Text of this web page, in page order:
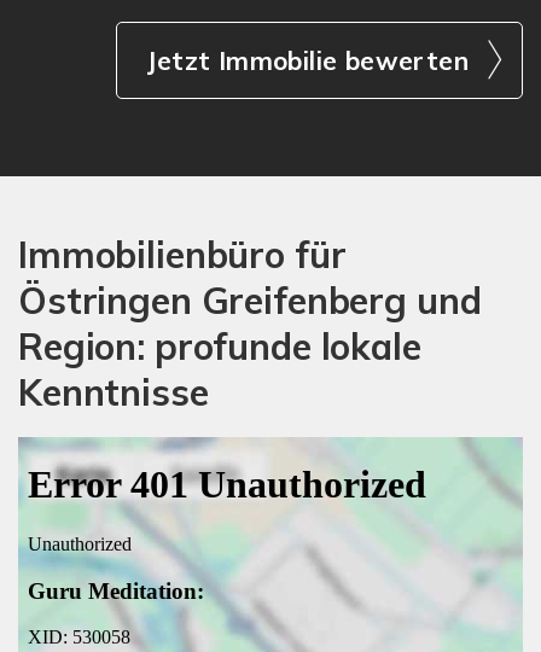
Jetzt Immobilie bewerten
Immobilienbüro für
Östringen Greifenberg und
Region: profunde lokale
Kenntnisse